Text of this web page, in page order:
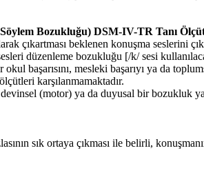
Bozukluğu) DSM-IV-TR Tanı
çıkartması beklenen konuşma seslerini
düzenleme bozukluğu [/k/ sesi
başarısını, mesleki başarıyı ya da
karşılanmamaktadır.
(motor) ya da duyusal bir bozukluk
sık ortaya çıkması ile belirli,